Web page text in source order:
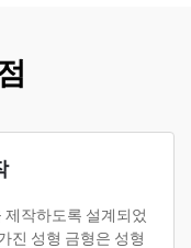
작하도록 설계되었
진 성형 금형은 성형